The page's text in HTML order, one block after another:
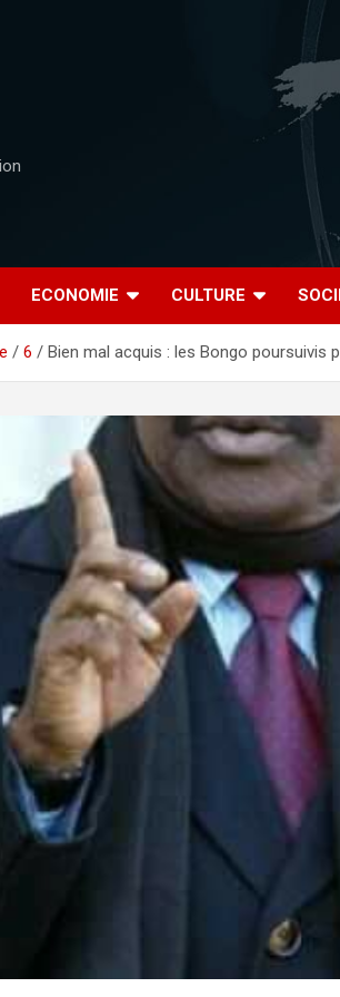
ECONOMIE CULTURE
6 Bien mal acquis : les Bongo poursuivis